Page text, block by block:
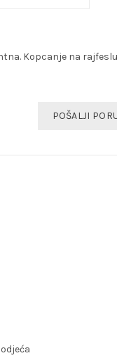
Kopcanje na
POŠALJI